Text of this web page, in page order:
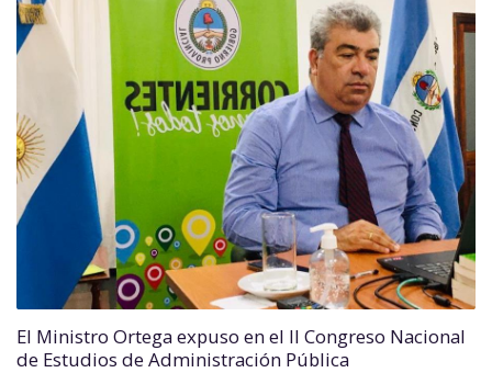
El Ministro Ortega expuso en el II Congreso Nacional
de Estudios de Administración Pública